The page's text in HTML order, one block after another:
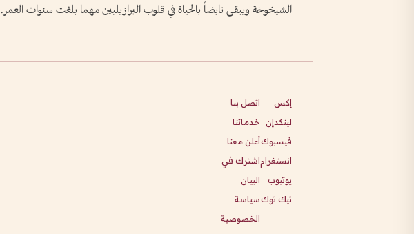
الشيخوخة ويبقى نابضاً بالحياة في قلوب البرازيليين مهما بلغت سنوات العمر.
إكس
لينكدإن
فيسبوك
انستغرام
يوتيوب
تيك توك
اتصل بنا
خدماتنا
أعلن معنا
اشترك في
البيان
سياسة
الخصوصية